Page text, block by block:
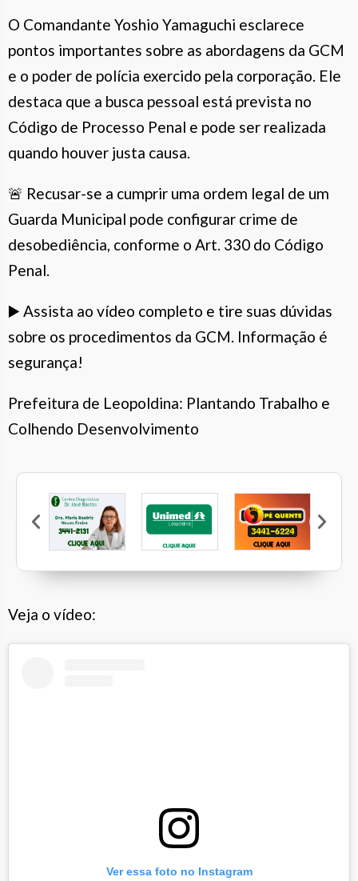
O Comandante Yoshio Yamaguchi esclarece
pontos importantes sobre as abordagens da GCM
e o poder de polícia exercido pela corporação. Ele
destaca que a busca pessoal está prevista no
Código de Processo Penal e pode ser realizada
quando houver justa causa.
🚨 Recusar-se a cumprir uma ordem legal de um
Guarda Municipal pode configurar crime de
desobediência, conforme o Art. 330 do Código
Penal.
▶️ Assista ao vídeo completo e tire suas dúvidas
sobre os procedimentos da GCM. Informação é
segurança!
Prefeitura de Leopoldina: Plantando Trabalho e
Colhendo Desenvolvimento
Veja o vídeo:
Ver essa foto no Instagram